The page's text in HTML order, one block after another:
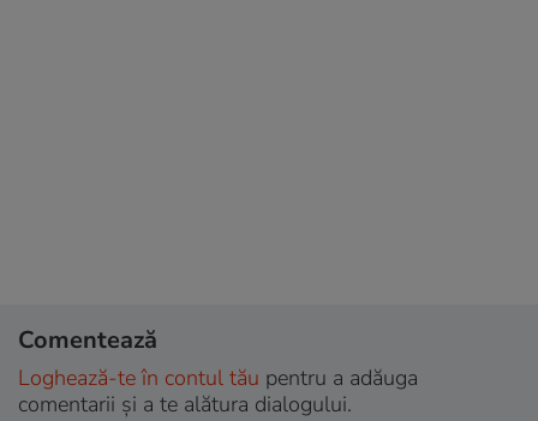
Comentează
Loghează-te în contul tău pentru a adăuga
comentarii și a te alătura dialogului.